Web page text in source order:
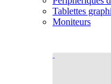
Tablettes
Moniteurs